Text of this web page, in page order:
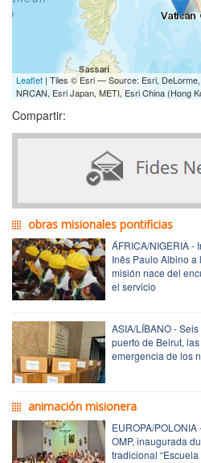
Leaflet | Tiles © Esri — Source: Esri,
NRCAN, Esri Japan, METI, Esri China (Hong
Compartir:
obras misionales pontificias
ÁFRICA/NIGERIA -
Inês Paulo Albino a
misión nace del
el servicio
ASIA/LÍBANO -
puerto de Beirut,
emergencia de los
animación misionera
EUROPA/
OMP, inaugurada
tradicional